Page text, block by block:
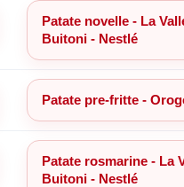
Patate novelle - La
Buitoni - Nestlé
Patate pre-fritte -
Patate rosmarine - La
Buitoni - Nestlé